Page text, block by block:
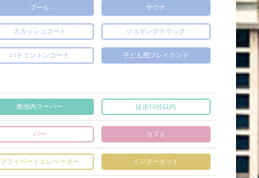
プール サウナ
スカッシュコート ジョギングトラック
バトミントンコート 子ども用プレイランド
敷地内スーパー 徒歩10分以内
バー カフェ
プライベートエレベーター インターネット